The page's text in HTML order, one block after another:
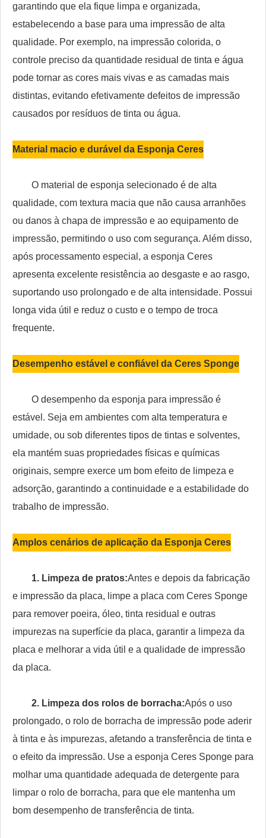
garantindo que ela fique limpa e organizada,
estabelecendo a base para uma impressão de alta
qualidade. Por exemplo, na impressão colorida, o
controle preciso da quantidade residual de tinta e água
pode tornar as cores mais vivas e as camadas mais
distintas, evitando efetivamente defeitos de impressão
causados ​​por resíduos de tinta ou água.
Material macio e durável da Esponja Ceres
O material de esponja selecionado é de alta
qualidade, com textura macia que não causa arranhões
ou danos à chapa de impressão e ao equipamento de
impressão, permitindo o uso com segurança. Além disso,
após processamento especial, a esponja Ceres
apresenta excelente resistência ao desgaste e ao rasgo,
suportando uso prolongado e de alta intensidade. Possui
longa vida útil e reduz o custo e o tempo de troca
frequente.
Desempenho estável e confiável da Ceres Sponge
O desempenho da esponja para impressão é
estável. Seja em ambientes com alta temperatura e
umidade, ou sob diferentes tipos de tintas e solventes,
ela mantém suas propriedades físicas e químicas
originais, sempre exerce um bom efeito de limpeza e
adsorção, garantindo a continuidade e a estabilidade do
trabalho de impressão.
Amplos cenários de aplicação da Esponja Ceres
1. Limpeza de pratos:Antes e depois da fabricação
e impressão da placa, limpe a placa com Ceres Sponge
para remover poeira, óleo, tinta residual e outras
impurezas na superfície da placa, garantir a limpeza da
placa e melhorar a vida útil e a qualidade de impressão
da placa.
2. Limpeza dos rolos de borracha:Após o uso
prolongado, o rolo de borracha de impressão pode aderir
à tinta e às impurezas, afetando a transferência de tinta e
o efeito da impressão. Use a esponja Ceres Sponge para
molhar uma quantidade adequada de detergente para
limpar o rolo de borracha, para que ele mantenha um
bom desempenho de transferência de tinta.